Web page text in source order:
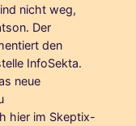
nicht weg,
Der
den
InfoSekta.
neue
hier im Skeptix-